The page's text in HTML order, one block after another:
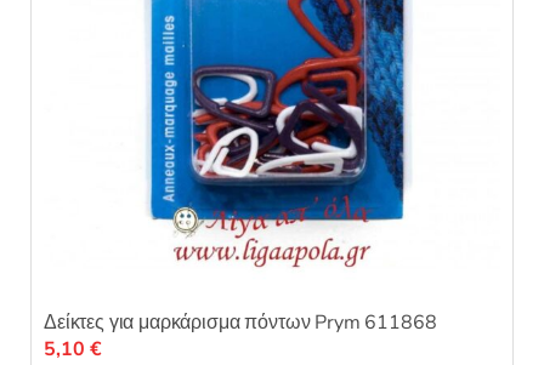
Δείκτες για μαρκάρισμα πόντων Prym 611868
5,10 €